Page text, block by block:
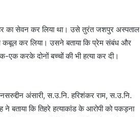
का सेवन कर लिया था। उसे तुरंत जशपुर अस्पताल
कबूल कर लिया। उसने बताया कि प्रेम संबंध और
करके दोनों बच्चों की भी हत्या कर दी।
अंसारी, स.उ.नि. हरिशंकर राम, स.उ.नि.
बताया कि तिहरे हत्याकांड के आरोपी को पकड़ना